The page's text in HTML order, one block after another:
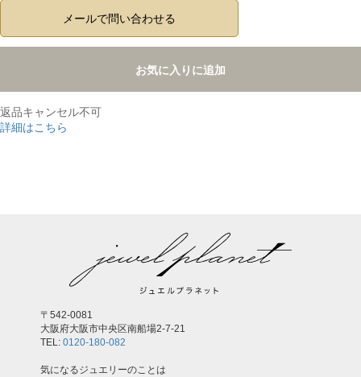
メールで問い合わせる
お気に入りに追加
返品キャンセル不可
詳細はこちら
〒542-0081
大阪府大阪市中央区南船場2-7-21
TEL: 0120-180-082
気になるジュエリーのことは